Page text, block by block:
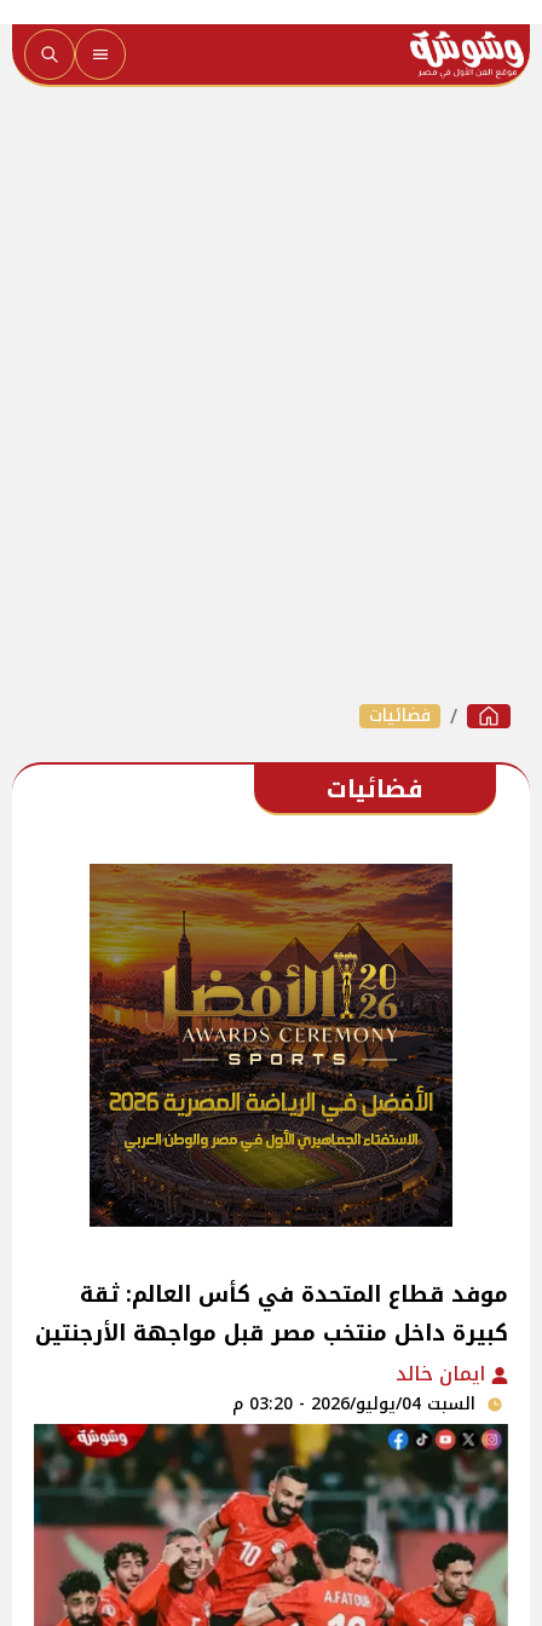
فضائيات
فضائيات
موفد قطاع المتحدة في كأس العالم: ثقة
كبيرة داخل منتخب مصر قبل مواجهة الأرجنتين
ايمان خالد
السبت 04/يوليو/2026 - 03:20 م